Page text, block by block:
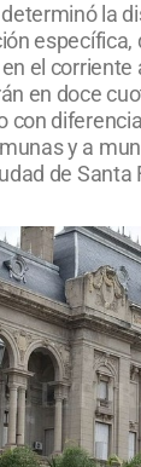
la
específica,
el corriente
en doce
con
y a
de Santa